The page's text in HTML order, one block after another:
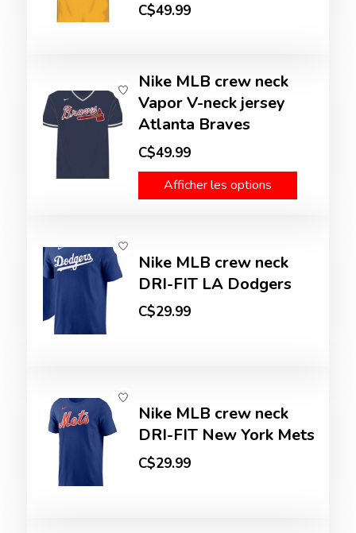
C$49.99
Nike MLB crew neck
Vapor V-neck jersey
Atlanta Braves
C$49.99
Afficher les options
Nike MLB crew neck
DRI-FIT LA Dodgers
C$29.99
Nike MLB crew neck
DRI-FIT New York Mets
C$29.99